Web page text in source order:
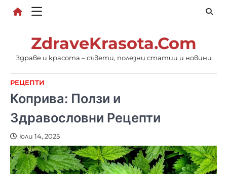
Skip
ZdraveKrasota.Com
Здраве и красота – съвети, полезни статии и новини
РЕЦЕПТИ
Коприва: Ползи и
Здравословни Рецепти
юли 14, 2025